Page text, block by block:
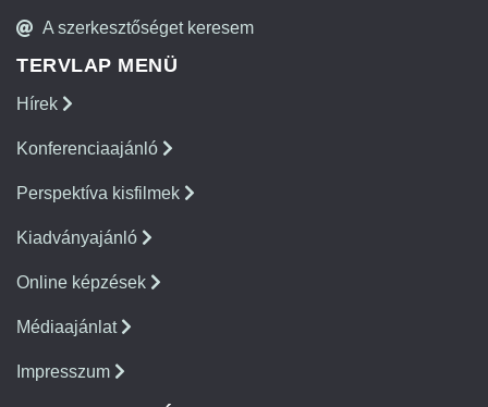
A szerkesztőséget keresem
TERVLAP MENÜ
Hírek
Konferenciaajánló
Perspektíva kisfilmek
Kiadványajánló
Online képzések
Médiaajánlat
Impresszum